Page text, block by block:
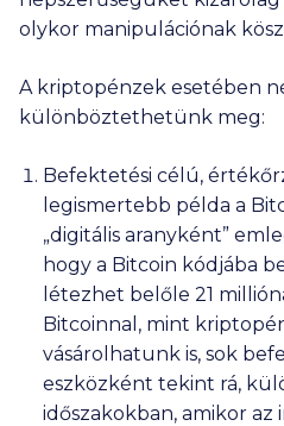
olykor manipulációnak
A kriptopénzek esetében
különböztethetünk meg:
Befektetési célú,
legismertebb példa a
„digitális aranyként”
hogy a Bitcoin kódjába
létezhet belőle 21
Bitcoinnal, mint
vásárolhatunk is, sok
eszközként tekint rá,
időszakokban, amikor az